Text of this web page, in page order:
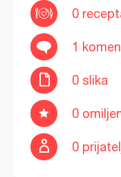
0
1
0 slika
0
0